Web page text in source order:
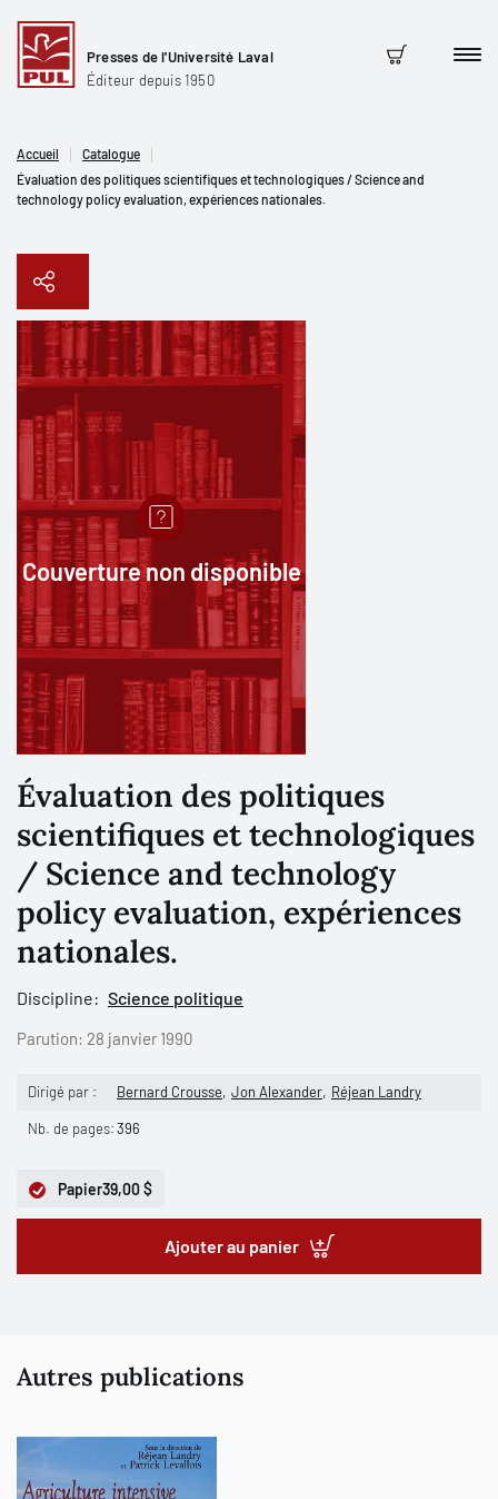
Presses de l'Université Laval
Éditeur depuis 1950
Panier
Accueil
Catalogue
Évaluation des politiques scientifiques et technologiques / Science and
technology policy evaluation, expériences nationales.
Copier le lien
Couverture non disponible
Évaluation des politiques
scientifiques et technologiques
/ Science and technology
policy evaluation, expériences
nationales.
Discipline: Science politique
Parution: 28 janvier 1990
Dirigé par : Bernard Crousse Jon Alexander Réjean Landry
Nb. de pages:396
Papier39,00 $
Ajouter au panier
Autres publications